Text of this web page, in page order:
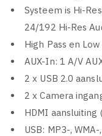
Systeem is Hi-
24/192 Hi-Res
High Pass en
AUX-In: 1 A/V
2 x USB 2.0
2 x Camera
HDMI
USB: MP3-,